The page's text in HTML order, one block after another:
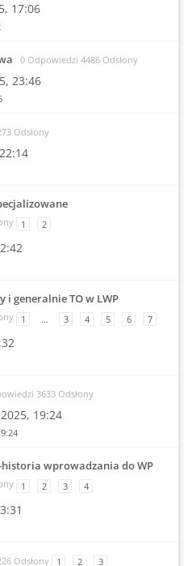
17:06
0 Odpowiedzi 4486 Odsłony
23:46
Odsłony
1 2
y i generalnie TO w LWP
1 … 3 4 5 6 7
3633 Odsłony
19:24
historia wprowadzania do WP
1 2 3 4
Odsłony 1 2 3